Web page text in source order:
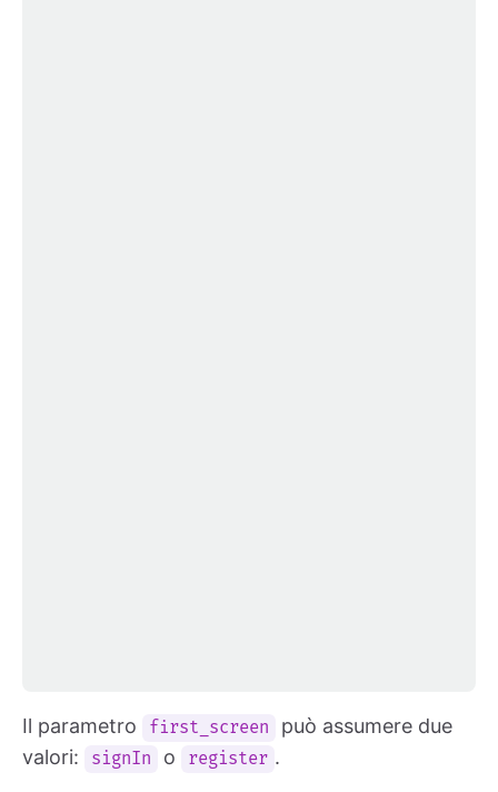
Il parametro first_screen
può assumere due
valori:
signIn o register .